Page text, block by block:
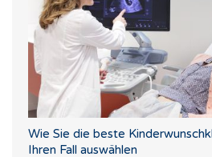
Wie Sie die beste
Ihren Fall auswählen